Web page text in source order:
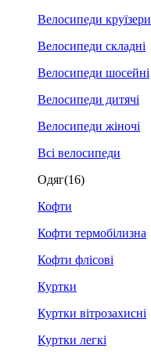
Велосипеди круїзери
Велосипеди складні
Велосипеди шосейні
Велосипеди дитячі
Велосипеди жіночі
Всі велосипеди
Одяг(16)
Кофти
Кофти термобілизна
Кофти флісові
Куртки
Куртки вітрозахисні
Куртки легкі